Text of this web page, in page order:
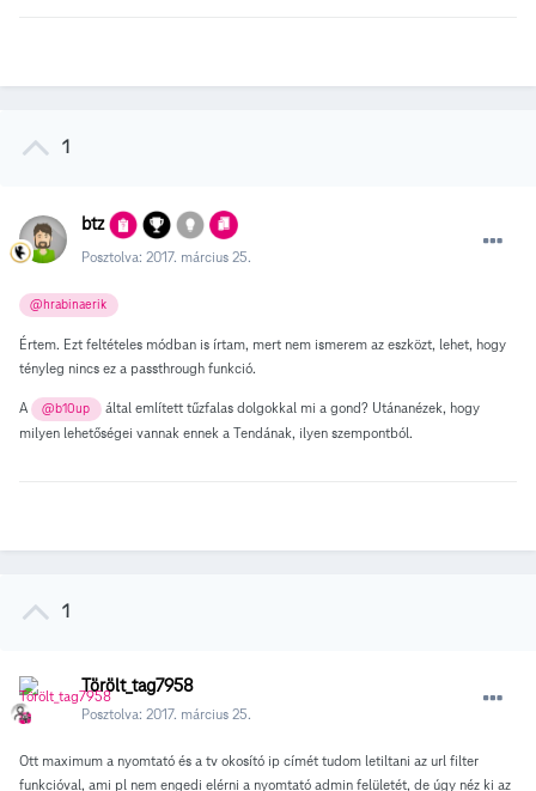
1
btz
Posztolva: 2017. március 25.
@hrabinaerik
Értem. Ezt feltételes módban is írtam, mert nem ismerem az eszközt, lehet, hogy
tényleg nincs ez a passthrough funkció.
A @b10up
által említett tűzfalas dolgokkal mi a gond? Utánanézek, hogy
milyen lehetőségei vannak ennek a Tendának, ilyen szempontból.
1
Törölt_tag7958
Posztolva: 2017. március 25.
Ott maximum a nyomtató és a tv okosító ip címét tudom letiltani az url filter
funkcióval, ami pl nem engedi elérni a nyomtató admin felületét, de úgy néz ki az